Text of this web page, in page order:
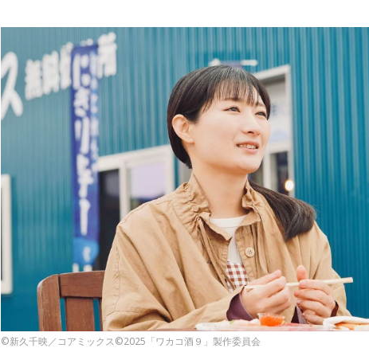
©新久千映／コアミックス©2025「ワカコ酒９」製作委員会